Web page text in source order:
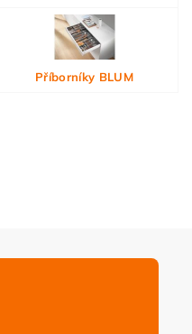
Příborníky BLUM